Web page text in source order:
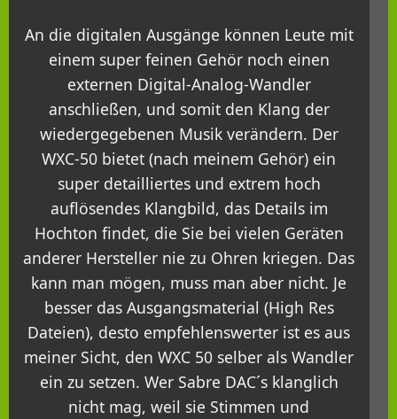
An die digitalen Ausgänge können Leute mit
einem super feinen Gehör noch einen
externen Digital-Analog-Wandler
anschließen, und somit den Klang der
wiedergegebenen Musik verändern. Der
WXC-50 bietet (nach meinem Gehör) ein
super detailliertes und extrem hoch
auflösendes Klangbild, das Details im
Hochton findet, die Sie bei vielen Geräten
anderer Hersteller nie zu Ohren kriegen. Das
kann man mögen, muss man aber nicht. Je
besser das Ausgangsmaterial (High Res
Dateien), desto empfehlenswerter ist es aus
meiner Sicht, den WXC 50 selber als Wandler
ein zu setzen. Wer Sabre DAC´s klanglich
nicht mag, weil sie Stimmen und